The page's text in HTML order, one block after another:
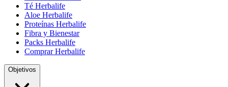
Té Herbalife
Aloe Herbalife
Proteínas Herbalife
Fibra y Bienestar
Packs Herbalife
Comprar Herbalife
Objetivos